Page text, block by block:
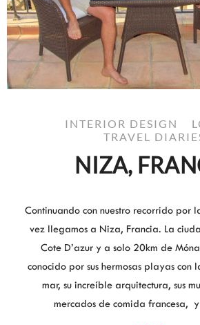
INTERIOR DESIGN
TRAVEL
NIZA,
Continuando con nuestro recorrido por
vez llegamos a Niza, Francia. La
Cote D’azur y a solo 20km de
conocido por sus hermosas playas con
mar, su increíble arquitectura, sus
mercados de comida francesa,